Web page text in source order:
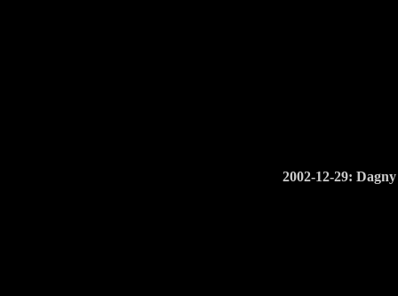
2002-12-29: